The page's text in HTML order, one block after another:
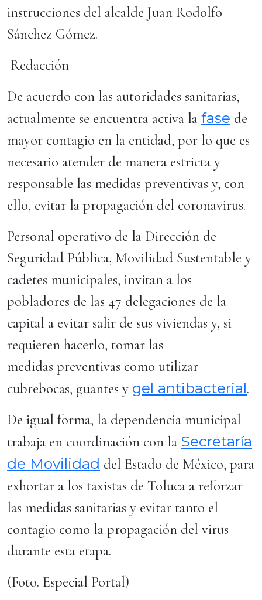
instrucciones del alcalde Juan Rodolfo
Sánchez Gómez.
Redacción
De acuerdo con las autoridades sanitarias,
actualmente se encuentra activa la fase de
mayor contagio en la entidad, por lo que es
necesario atender de manera estricta y
responsable las medidas preventivas y, con
ello, evitar la propagación del coronavirus.
Personal operativo de la Dirección de
Seguridad Pública, Movilidad Sustentable y
cadetes municipales, invitan a los
pobladores de las 47 delegaciones de la
capital a evitar salir de sus viviendas y, si
requieren hacerlo, tomar las
medidas preventivas como utilizar
cubrebocas, guantes y gel antibacterial.
De igual forma, la dependencia municipal
trabaja en coordinación con la Secretaría
de Movilidad del Estado de México, para
exhortar a los taxistas de Toluca a reforzar
las medidas sanitarias y evitar tanto el
contagio como la propagación del virus
durante esta etapa.
(Foto. Especial Portal)